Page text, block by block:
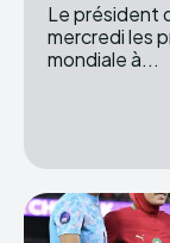
Le président
mercredi les
mondiale à...